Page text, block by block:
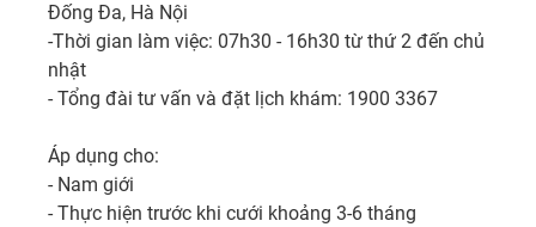
Đống Đa, Hà Nội
-Thời gian làm việc: 07h30 - 16h30 từ thứ 2 đến chủ
nhật
- Tổng đài tư vấn và đặt lịch khám: 1900 3367
Áp dụng cho:
- Nam giới
- Thực hiện trước khi cưới khoảng 3-6 tháng